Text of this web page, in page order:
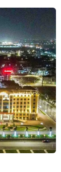
mô
Cup 2026
Nhật Bản,
phí.